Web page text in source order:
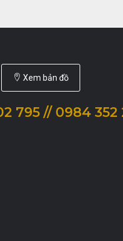
Xem bản đồ
795 // 0984 352